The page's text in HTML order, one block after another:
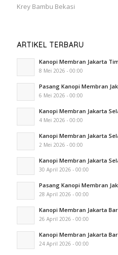
Krey Bambu Bekasi
ARTIKEL TERBARU
Kanopi Membran Jakarta
8 Mei 2026 - 00:00
Pasang Kanopi Membran
6 Mei 2026 - 00:00
Kanopi Membran Jakarta
4 Mei 2026 - 00:00
Kanopi Membran Jakarta
2 Mei 2026 - 00:00
Kanopi Membran Jakarta
30 April 2026 - 00:00
Pasang Kanopi Membran
28 April 2026 - 00:00
Kanopi Membran Jakarta
26 April 2026 - 00:00
Kanopi Membran Jakarta
24 April 2026 - 00:00